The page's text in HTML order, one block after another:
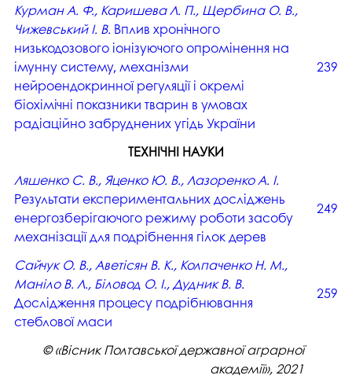
Курман А. Ф., Каришева Л. П., Щербина О. В.,
Чижевський І. В. Вплив хронічного
низькодозового іонізуючого опромінення на
імунну систему, механізми
нейроендокринної регуляції і окремі
біохімічні показники тварин в умовах
радіаційно забруднених угідь України
239
ТЕХНІЧНІ НАУКИ
Ляшенко С. В., Яценко Ю. В., Лазоренко А. І.
Результати експериментальних досліджень
енергозберігаючого режиму роботи засобу
механізації для подрібнення гілок дерев
249
Сайчук О. В., Аветісян В. К., Колпаченко Н. М.,
Маніло В. Л., Біловод О. І., Дудник В. В.
Дослідження процесу подрібнювання
стеблової маси
259
© «Вісник Полтавської державної аграрної
академії», 2021